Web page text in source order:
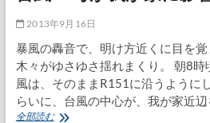
2013年9月16日
暴風の轟音で、明け方近くに目を
木々がゆさゆさ揺れまくり。 朝8
風は、そのままR151に沿うように
らいに、台風の中心が、我が家近
全部読む台